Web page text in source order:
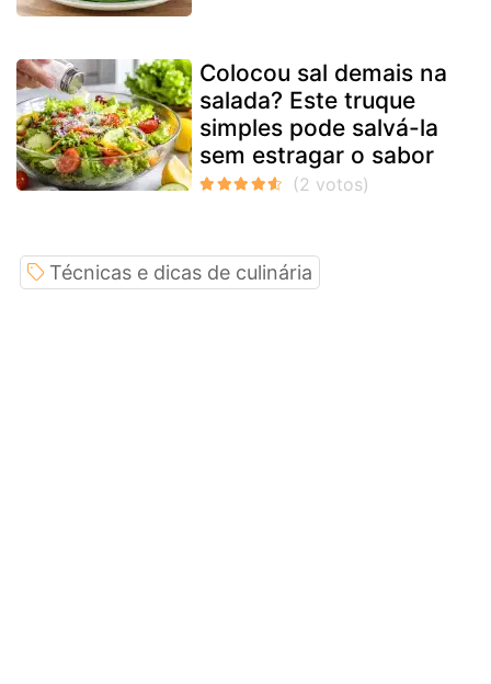
Colocou sal demais na
salada? Este truque
simples pode salvá-la
sem estragar o sabor
Técnicas e dicas de culinária